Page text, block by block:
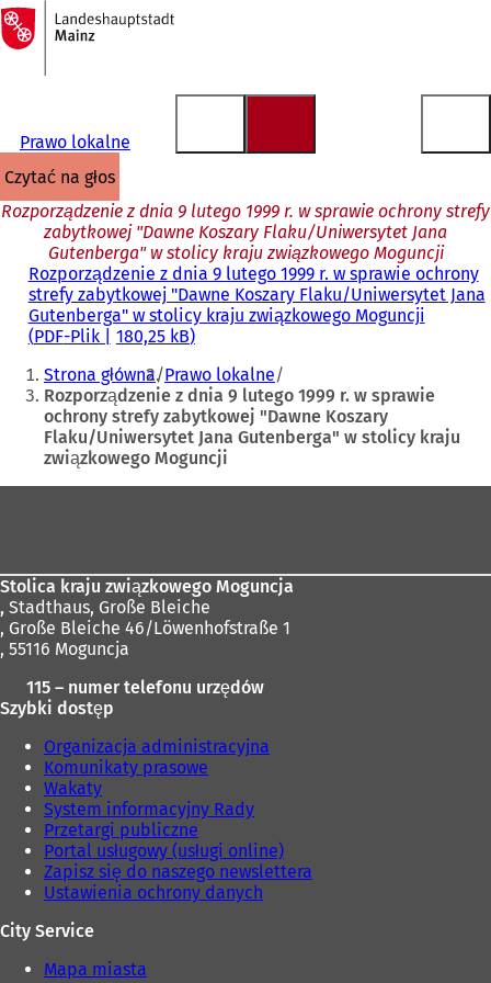
Przejdź do treści
Do
strony
głównej
Prawo lokalne
czytać na głos
Rozporządzenie z dnia 9 lutego 1999 r. w sprawie ochrony strefy
zabytkowej "Dawne Koszary Flaku/Uniwersytet Jana
Gutenberga" w stolicy kraju związkowego Moguncji
Rozporządzenie z dnia 9 lutego 1999 r. w sprawie ochrony
strefy zabytkowej "Dawne Koszary Flaku/Uniwersytet Jana
Gutenberga" w stolicy kraju związkowego Moguncji
PDF-Plik 180,25 kB
Jesteś
tutaj:
Strona główna Prawo lokalne
Rozporządzenie z dnia 9 lutego 1999 r. w sprawie
ochrony strefy zabytkowej "Dawne Koszary
Flaku/Uniwersytet Jana Gutenberga" w stolicy kraju
związkowego Moguncji
Stolica kraju związkowego Moguncja
, Stadthaus, Große Bleiche
, Große Bleiche 46/Löwenhofstraße 1
, 55116 Moguncja
115 – numer telefonu urzędów
Szybki dostęp
Organizacja administracyjna
Komunikaty prasowe
Wakaty
System informacyjny Rady
Przetargi publiczne
Portal usługowy (usługi online)
Zapisz się do naszego newslettera
Ustawienia ochrony danych
City Service
Mapa miasta